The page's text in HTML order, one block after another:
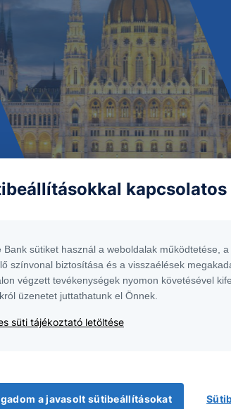
Budapest, Népfürdő u. 24-26.; tev. eng. szám: E-III/324/
forrásokon alapulnak, de azokért a Társaság szavatosságot
való ösztönzésnek, befektetési tanácsadásnak,
arra, hogy a múltbeli teljesítmények, illetve jövőbeli
helyzetet, a befektetések és azok hozamai alakulását
a Társaságra nem háríthatók át. A jelen
terjesztése kizárólag a Társaság előzetes írásos
További részletek:Erste Market Dokumentumok – Erste Market
és szakértőnkkel egyeztethet a
Bank sütiket használ a weboldalak működtetése,
színvonal biztosítása és a visszaélések
végzett tevékenységek nyomon követésével
üzenetet juttathatunk el Önnek.
süti tájékoztató letöltése
a javasolt sütibeállításokat